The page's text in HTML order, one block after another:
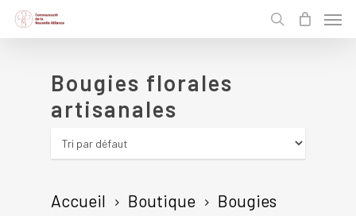
Skip
to
content
search
Menu
Bougies florales
artisanales
Accueil Boutique
Bougies